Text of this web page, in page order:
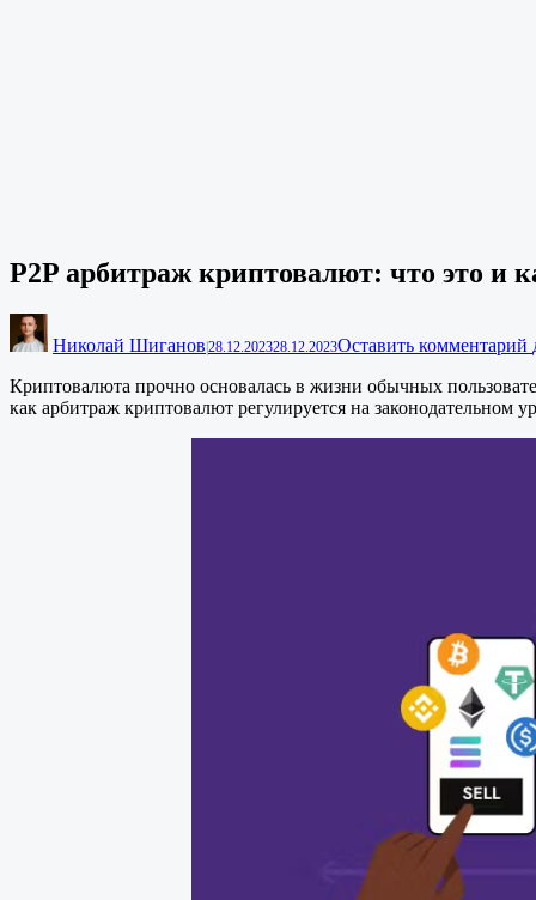
P2P арбитраж криптовалют: что это и
Николай Шиганов 28.12.202328.12.2023Оставить комментарий
Криптовалюта прочно основалась в жизни обычных
как арбитраж криптовалют регулируется на законодательном